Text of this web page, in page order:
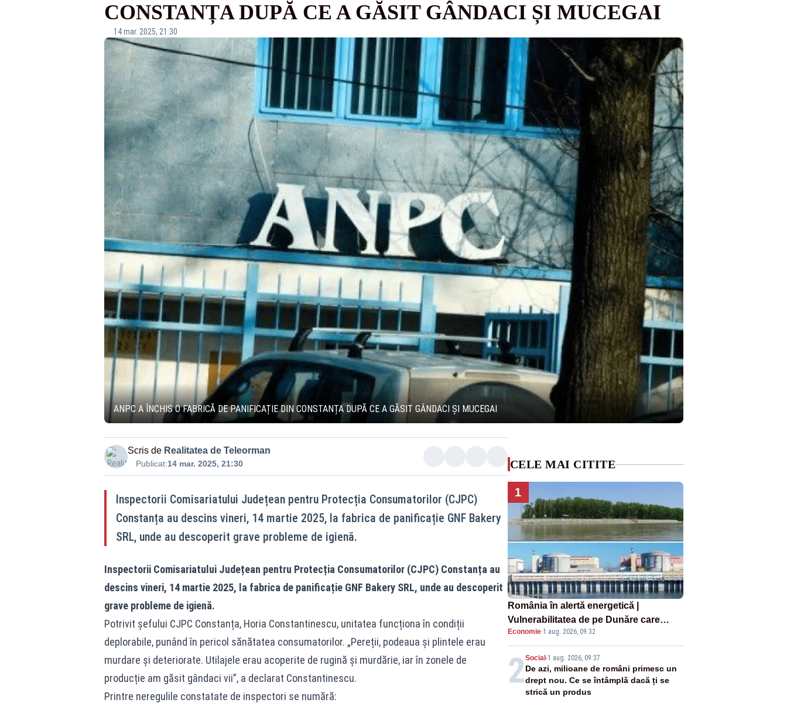
CONSTANȚA DUPĂ CE A GĂSIT GÂNDACI ȘI MUCEGAI
14 mar. 2025, 21:30
ANPC A ÎNCHIS O FABRICĂ DE PANIFICAȚIE DIN CONSTANȚA DUPĂ CE A GĂSIT GÂNDACI ȘI MUCEGAI
Scris de Realitatea de Teleorman
Publicat:14 mar. 2025, 21:30
Inspectorii Comisariatului Județean pentru Protecția Consumatorilor (CJPC)
Constanța au descins vineri, 14 martie 2025, la fabrica de panificație GNF Bakery
SRL, unde au descoperit grave probleme de igienă.
Inspectorii Comisariatului Județean pentru Protecția Consumatorilor (CJPC) Constanța au
descins vineri, 14 martie 2025, la fabrica de panificație GNF Bakery SRL, unde au descoperit
grave probleme de igienă.
Potrivit șefului CJPC Constanța, Horia Constantinescu, unitatea funcționa în condiții
deplorabile, punând în pericol sănătatea consumatorilor. „Pereții, podeaua și plintele erau
murdare și deteriorate. Utilajele erau acoperite de rugină și murdărie, iar în zonele de
producție am găsit gândaci vii”, a declarat Constantinescu.
Printre neregulile constatate de inspectori se numără:
CELE MAI CITITE
1
România în alertă energetică |
Vulnerabilitatea de pe Dunăre care
pune în pericol Centrala Cernavodă era
cunoscută de pe vremea lui Ceaușescu
Economie·1 aug. 2026, 09:32
2Social -1 aug. 2026, 09:37
De azi, milioane de români primesc un
drept nou. Ce se întâmplă dacă ți se
strică un produs